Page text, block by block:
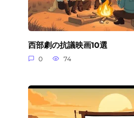
西部劇の抗議映画10選
0 74